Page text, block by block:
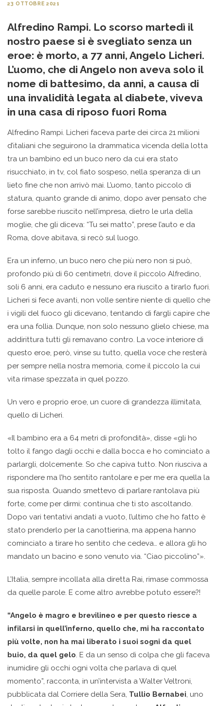
23 OTTOBRE 2021
Alfredino Rampi. Lo scorso martedì il
nostro paese si è svegliato senza un
eroe: è morto, a 77 anni, Angelo Licheri.
L’uomo, che di Angelo non aveva solo il
nome di battesimo, da anni, a causa di
una invalidità legata al diabete, viveva
in una casa di riposo fuori Roma
Alfredino Rampi. Licheri faceva parte dei circa 21 milioni
d’italiani che seguirono la drammatica vicenda della lotta
tra un bambino ed un buco nero da cui era stato
risucchiato, in tv, col fiato sospeso, nella speranza di un
lieto fine che non arrivò mai. L’uomo, tanto piccolo di
statura, quanto grande di animo, dopo aver pensato che
forse sarebbe riuscito nell’impresa, dietro le urla della
moglie, che gli diceva: “Tu sei matto”, prese l’auto e da
Roma, dove abitava, si recò sul luogo.
Era un inferno, un buco nero che più nero non si può,
profondo più di 60 centimetri, dove il piccolo Alfredino,
soli 6 anni, era caduto e nessuno era riuscito a tirarlo fuori.
Licheri si fece avanti, non volle sentire niente di quello che
i vigili del fuoco gli dicevano, tentando di fargli capire che
era una follia. Dunque, non solo nessuno glielo chiese, ma
addirittura tutti gli remavano contro. La voce interiore di
questo eroe, però, vinse su tutto, quella voce che resterà
per sempre nella nostra memoria, come il piccolo la cui
vita rimase spezzata in quel pozzo.
Un vero e proprio eroe, un cuore di grandezza illimitata,
quello di Licheri.
«Il bambino era a 64 metri di profondità», disse «gli ho
tolto il fango dagli occhi e dalla bocca e ho cominciato a
parlargli, dolcemente. So che capiva tutto. Non riusciva a
rispondere ma l’ho sentito rantolare e per me era quella la
sua risposta. Quando smettevo di parlare rantolava più
forte, come per dirmi: continua che ti sto ascoltando.
Dopo vari tentativi andati a vuoto, l’ultimo che ho fatto è
stato prenderlo per la canottierina, ma appena hanno
cominciato a tirare ho sentito che cedeva… e allora gli ho
mandato un bacino e sono venuto via. “Ciao piccolino”».
L’Italia, sempre incollata alla diretta Rai, rimase commossa
da quelle parole. E come altro avrebbe potuto essere?!
“Angelo è magro e brevilineo e per questo riesce a
infilarsi in quell’inferno, quello che, mi ha raccontato
più volte, non ha mai liberato i suoi sogni da quel
buio, da quel gelo. E da un senso di colpa che gli faceva
inumidire gli occhi ogni volta che parlava di quel
momento”, racconta, in un’intervista a Walter Veltroni,
pubblicata dal Corriere della Sera, Tullio Bernabei, uno